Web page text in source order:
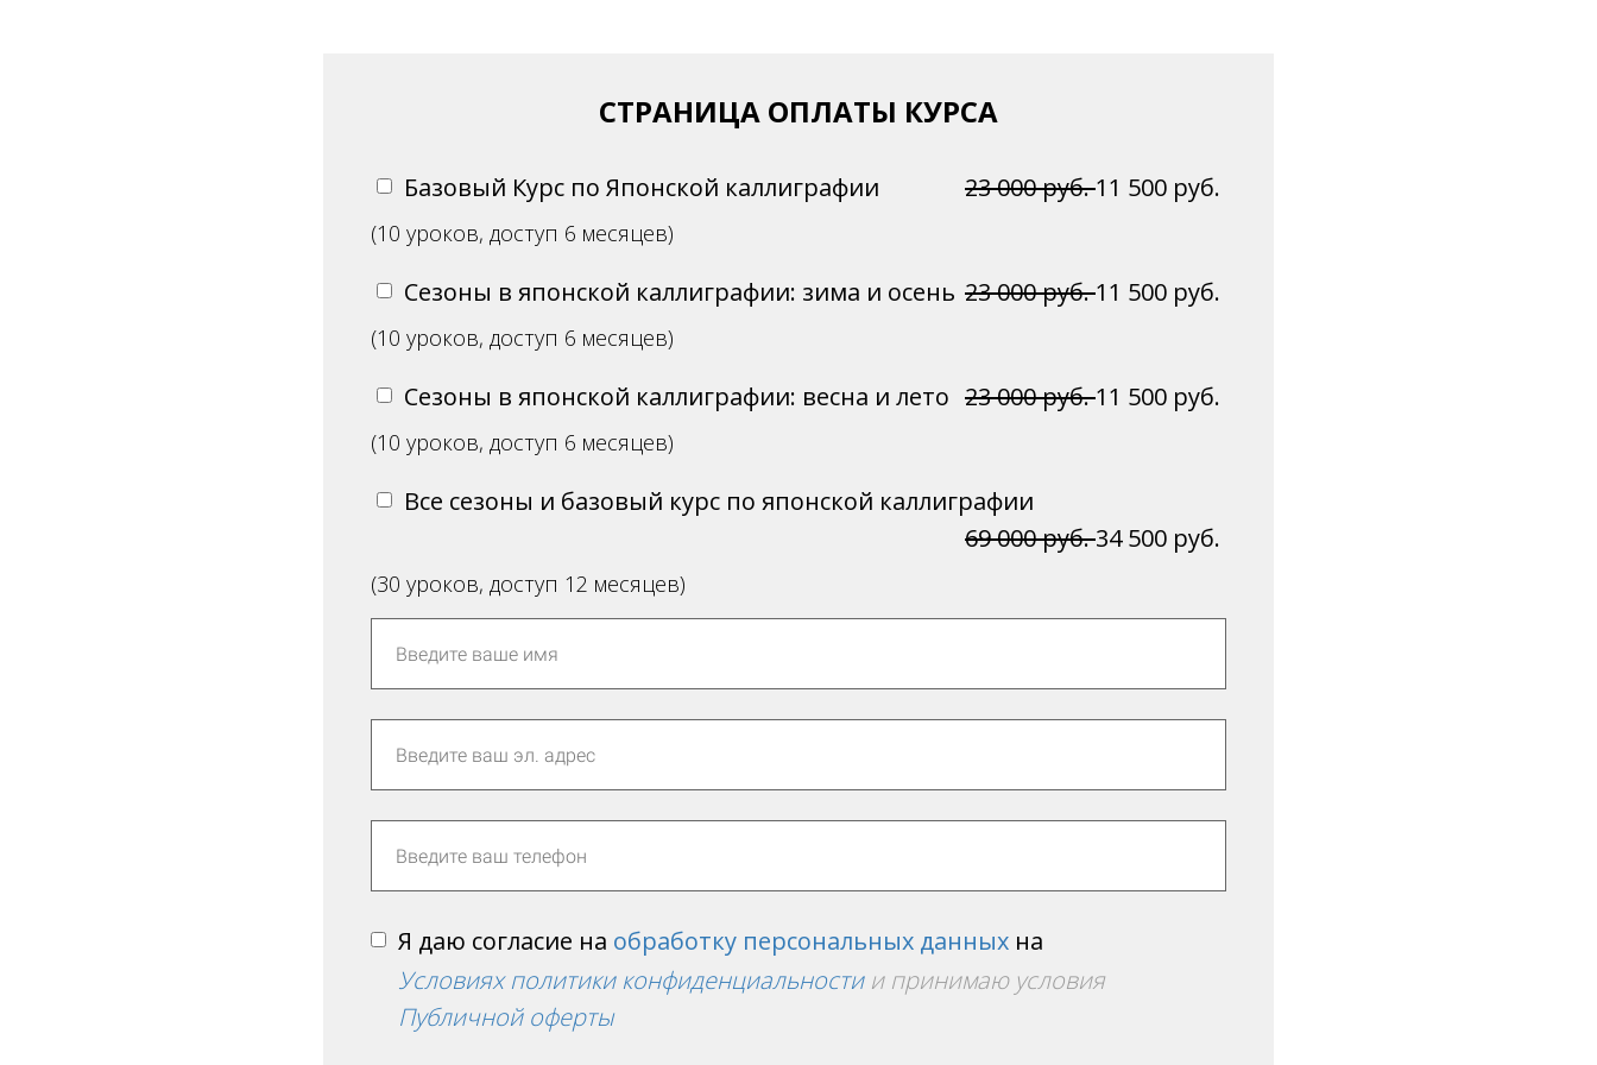
СТРАНИЦА ОПЛАТЫ КУРСА
Базовый Курс по Японской каллиграфии 23 000 руб.11 500 руб.
(10 уроков, доступ 6 месяцев)
Сезоны в японской каллиграфии: зима и осень 23 000 руб.11 500 руб.
(10 уроков, доступ 6 месяцев)
Сезоны в японской каллиграфии: весна и лето 23 000 руб.11 500 руб.
(10 уроков, доступ 6 месяцев)
Все сезоны и базовый курс по японской каллиграфии
69 000 руб.34 500 руб.
(30 уроков, доступ 12 месяцев)
Я даю согласие на обработку персональных данных на
Условиях политики конфиденциальностии принимаю условия
Публичной оферты